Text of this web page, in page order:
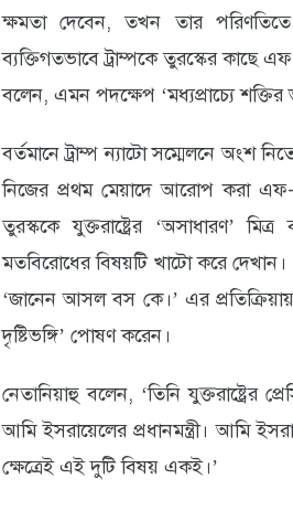
ক্ষমতা দেবেন, তখন তার
ব্যক্তিগতভাবে ট্রাম্পকে তুরস্কের কাছে
বলেন, এমন পদক্ষেপ ‘মধ্যপ্রাচ্যে শক্তির
বর্তমানে ট্রাম্প ন্যাটো সম্মেলনে অংশ
নিজের প্রথম মেয়াদে আরোপ করা এফ-
তুরস্ককে যুক্তরাষ্ট্রের ‘অসাধারণ’
মতবিরোধের বিষয়টি খাটো করে দেখান।
‘জানেন আসল বস কে।’ এর
দৃষ্টিভঙ্গি’ পোষণ করেন।
নেতানিয়াহু বলেন, ‘তিনি যুক্তরাষ্ট্রের
আমি ইসরায়েলের প্রধানমন্ত্রী। আমি
ক্ষেত্রেই এই দুটি বিষয় একই।’